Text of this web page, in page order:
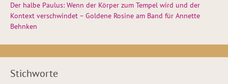
Der halbe Paulus: Wenn der Körper zum Tempel wird und der
Kontext verschwindet – Goldene Rosine am Band für Annette
Behnken
Stichworte